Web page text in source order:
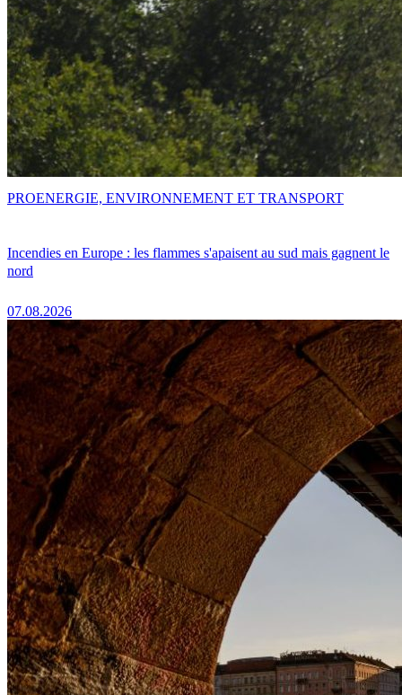
Incendies en Europe : les flammes s'apaisent au sud mais gagnent le
nord
07.08.2026
PROENERGIE, ENVIRONNEMENT ET TRANSPORT